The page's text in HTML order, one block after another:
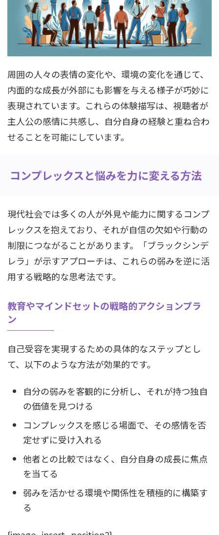
周囲の人々の表情の変化や、環境の変化を通じて、
内面的な成長が外部にも影響を与える様子が巧妙に
表現されています。これらの体験描写は、視聴者が
主人公の感情に共感し、自分自身の経験と重ね合わ
せることを可能にしています。
コンプレックスと悩みを力に変える方法
現代社会では多くの人が外見や能力に関するコンプ
レックスを抱えており、それが自信の欠如や行動の
制限につながることがあります。「ブラックシンデ
レラ」が示すアプローチは、これらの弱みを逆に活
用する戦略的な思考法です。
教育やマインドセットの戦略的アクションプラ
ン
自己受容を実現するための具体的なステップとし
て、以下のような方法が効果的です。
自分の弱みを客観的に分析し、それが持つ独自
の価値を見つける
コンプレックスを感じる場面で、その感情を否
定せずに受け入れる
他者との比較ではなく、自分自身の成長に焦点
を当てる
弱みを活かせる環境や関係性を積極的に構築す
る